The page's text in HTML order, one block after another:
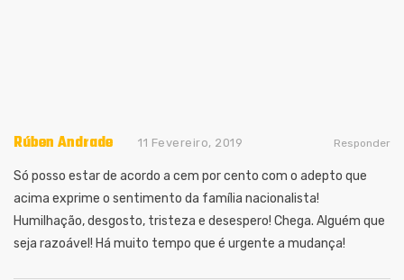
Rúben Andrade 11 Fevereiro, 2019
Só posso estar de acordo a cem por cento com o adepto que
acima exprime o sentimento da família nacionalista!
Humilhação, desgosto, tristeza e desespero! Chega. Alguém que
seja razoável! Há muito tempo que é urgente a mudança!
Responder